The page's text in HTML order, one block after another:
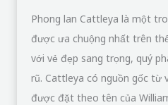
Phong lan Cattleya là một
được ưa chuộng nhất trên
với vẻ đẹp sang trọng, quý
rũ. Cattleya có nguồn gốc từ
được đặt theo tên của